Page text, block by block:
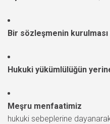
Bir sözleşmenin kurulması
Hukuki yükümlülüğün
Meşru menfaatimiz
hukuki sebeplerine